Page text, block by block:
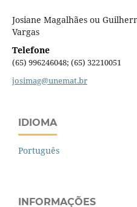
Josiane Magalhães ou
Vargas
Telefone
(65) 996246048; (65) 32210051
josimag@unemat.br
IDIOMA
Português
INFORMAÇÕES